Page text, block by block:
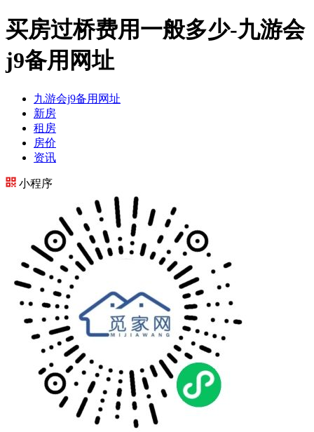
买房过桥费用一般多少-九游会
j9备用网址
九游会j9备用网址
新房
租房
房价
资讯
小程序